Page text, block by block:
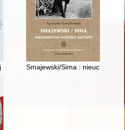
: trzy razy otwierana : najcenniejsze
Smajewski/Sima : nieuchwytny